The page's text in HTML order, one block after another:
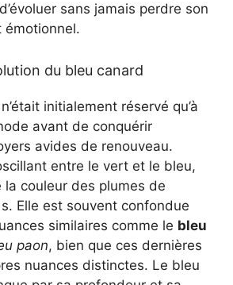
sans jamais perdre son
émotionnel.
du bleu canard
initialement réservé qu’à
avant de conquérir
avides de renouveau.
entre le vert et le bleu,
couleur des plumes de
Elle est souvent confondue
similaires comme le bleu
paon, bien que ces dernières
nuances distinctes. Le bleu